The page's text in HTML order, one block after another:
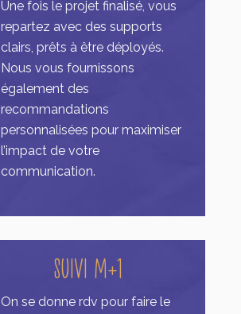
Une fois le projet finalisé, vous
repartez avec des supports
clairs, prêts à être déployés.
Nous vous fournissons
également des
recommandations
personnalisées pour maximiser
l’impact de votre
communication.
Suivi M+1
On se donne rdv pour faire le